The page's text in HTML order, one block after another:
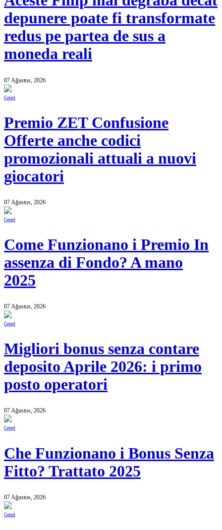
depunere poate fi transformate
redus pe partea de sus a
moneda reali
07 Ağustos, 2026
Genel
Premio ZET Confusione
Offerte anche codici
promozionali attuali a nuovi
giocatori
07 Ağustos, 2026
Genel
Come Funzionano i Premio In
assenza di Fondo? A mano
2025
07 Ağustos, 2026
Genel
Migliori bonus senza contare
deposito Aprile 2026: i primo
posto operatori
07 Ağustos, 2026
Genel
Che Funzionano i Bonus Senza
Fitto? Trattato 2025
07 Ağustos, 2026
Genel